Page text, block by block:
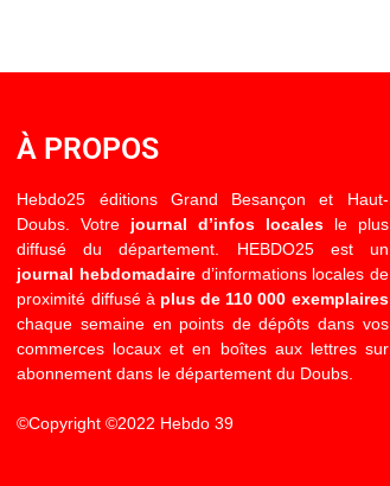
À PROPOS
Hebdo25 éditions Grand Besançon et Haut-
Doubs. Votre journal d’infos localesle plus
diffusé du département. HEBDO25 est un
journal hebdomadaired’informations locales de
proximité diffusé à plus de 110 000 exemplaires
chaque semaine en points de dépôts dans vos
commerces locaux et en boîtes aux lettres sur
abonnement dans le département du Doubs.
©Copyright ©2022 Hebdo 39